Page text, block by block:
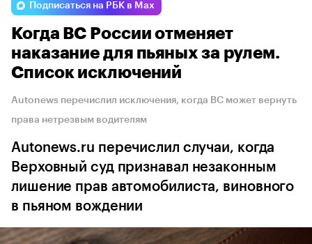
Подписаться на РБК в Max
Когда ВС России отменяет
наказание для пьяных за рулем.
Список исключений
Autonews перечислил исключения, когда ВС может вернуть
права нетрезвым водителям
Autonews.ru перечислил случаи, когда
Верховный суд признавал незаконным
лишение прав автомобилиста, виновного
в пьяном вождении